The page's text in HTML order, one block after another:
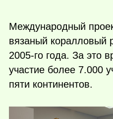
Международный
вязаный коралловый
2005-го года. За это
участие более 7.000
пяти континентов.